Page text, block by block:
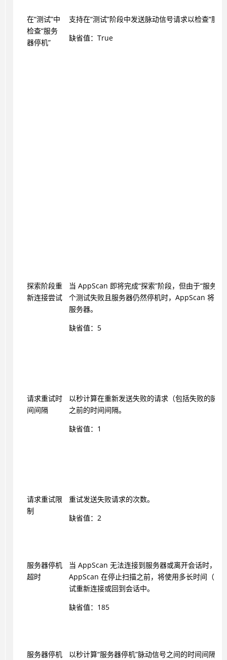
在“测试”中
检查“服务
器停机”
支持在“测试”阶段中发送脉动信号请求以检查“服
缺省值：True
探索阶段重
新连接尝试
当 AppScan 即将完成“探索”阶段，但由于“服务器
个测试失败且服务器仍然停机时， AppScan 将多
服务器。
缺省值：5
请求重试时
间间隔
以秒计算在重新发送失败的请求（包括失败的脉
之前的时间间隔。
缺省值：1
请求重试限
制
重试发送失败请求的次数。
缺省值：2
服务器停机
超时
当 AppScan 无法连接到服务器或离开会话时，此
AppScan 在停止扫描之前，将使用多长时间（以
试重新连接或回到会话中。
缺省值：185
服务器停机
以秒计算“服务器停机”脉动信号之间的时间间隔。